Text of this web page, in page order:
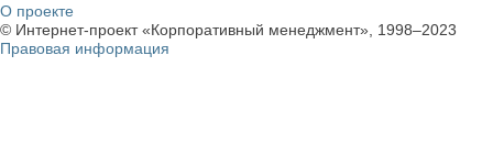
О проекте
© Интернет-проект «Корпоративный менеджмент», 1998–2023
Правовая информация